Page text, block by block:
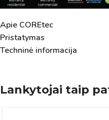
Apie COREtec
Pristatymas
Techninė informacija
Lankytojai taip